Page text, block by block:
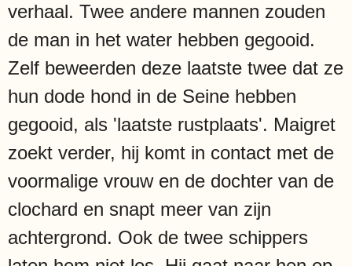
verhaal. Twee andere mannen zouden
de man in het water hebben gegooid.
Zelf beweerden deze laatste twee dat ze
hun dode hond in de Seine hebben
gegooid, als 'laatste rustplaats'. Maigret
zoekt verder, hij komt in contact met de
voormalige vrouw en de dochter van de
clochard en snapt meer van zijn
achtergrond. Ook de twee schippers